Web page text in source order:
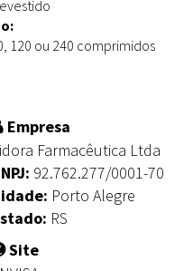
120 ou 240 comprimidos
Empresa
Farmacêutica Ltda
92.762.277/0001-70
Porto Alegre
RS
Site